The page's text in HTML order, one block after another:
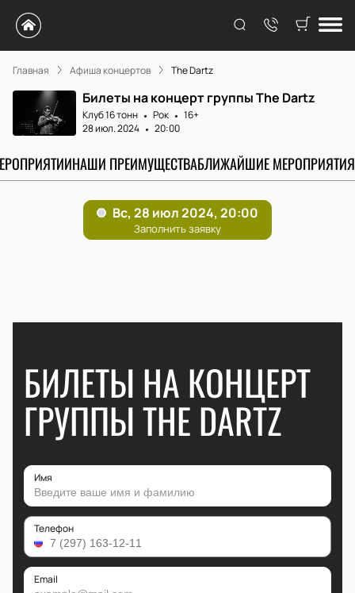
Главная Афиша концертов The Dartz
Билеты на концерт группы The Dartz
Клуб 16 тонн Рок
16+
28 июл. 2024
20:00
НАШИ ПРЕИМУЩЕСТВАБЛИЖАЙШИЕ МЕРОПРИЯТИЯ
БИЛЕТЫ НА КОНЦЕРТ
ГРУППЫ THE DARTZ
Имя
Телефон
Email